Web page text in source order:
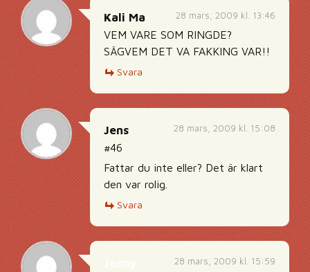
28 mars, 2009 kl. 13:46
Kali Ma
VEM VARE SOM RINGDE?
SÄGVEM DET VA FAKKING VAR!!
Svara
28 mars, 2009 kl. 15:08
Jens
#46
Fattar du inte eller? Det är klart
den var rolig.
Svara
28 mars, 2009 kl. 15:59